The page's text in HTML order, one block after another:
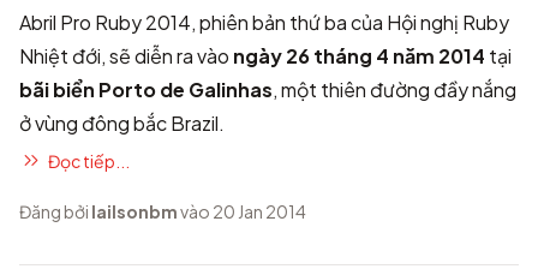
Abril Pro Ruby 2014, phiên bản thứ ba của Hội nghị Ruby
Nhiệt đới, sẽ diễn ra vào ngày 26 tháng 4 năm 2014 tại
bãi biển Porto de Galinhas, một thiên đường đầy nắng
ở vùng đông bắc Brazil.
Đọc tiếp...
Đăng bởi lailsonbmvào 20 Jan 2014